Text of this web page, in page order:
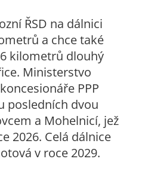
ŘSD na dálnici
a chce také
kilometrů dlouhý
Ministerstvo
PPP
posledních dvou
a Mohelnicí, jež
2026. Celá dálnice
v roce 2029.